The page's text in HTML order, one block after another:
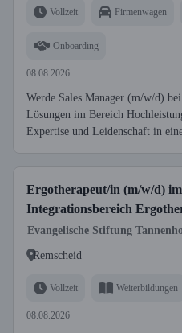
Vollzeit Firmenwagen
Onboarding
08.08.2026
Werde Sales Manager (m/w/d)
Lösungen im Bereich
Expertise und Leidenschaft in
Ergotherapeut/in (m/w/d)
Integrationsbereich
Evangelische Stiftung
Remscheid
Vollzeit Weiterbildungen
08.08.2026